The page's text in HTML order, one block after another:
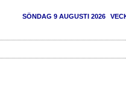
SÖNDAG 9 AUGUSTI 2026